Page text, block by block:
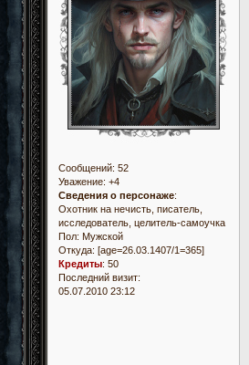
Сообщений: 52
Уважение: +4
Сведения о персонаже:
Охотник на нечисть, писатель,
исследователь, целитель-самоучка
Пол: Мужской
Откуда: [age=26.03.1407/1=365]
Кредиты: 50
Последний визит:
05.07.2010 23:12